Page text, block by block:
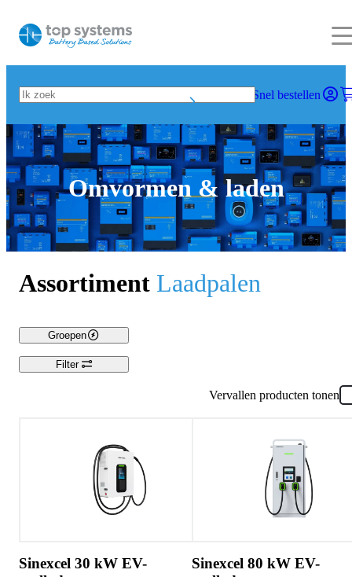
Snel bestellen
Omvormen & laden
Groepen
Filter
Assortiment Laadpalen
Vervallen producten tonen
Sinexcel 30 kW EV-
Sinexcel 80 kW EV-